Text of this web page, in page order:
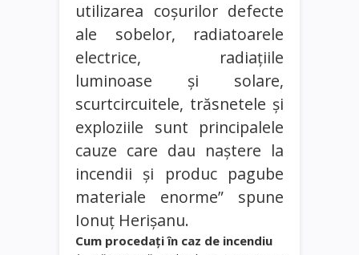
utilizarea coşurilor defecte
ale sobelor, radiatoarele
electrice, radiaţiile
luminoase şi solare,
scurtcircuitele, trăsnetele şi
exploziile sunt principalele
cauze care dau naştere la
incendii şi produc pagube
materiale enorme” spune
Ionuţ Herişanu.
Cum procedaţi în caz de incendiu